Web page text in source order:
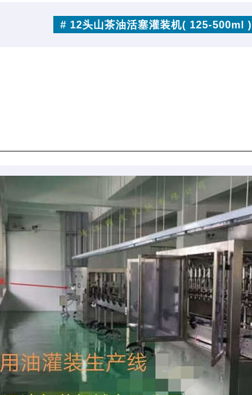
# 12头山茶油活塞灌装机( 125-500ml )